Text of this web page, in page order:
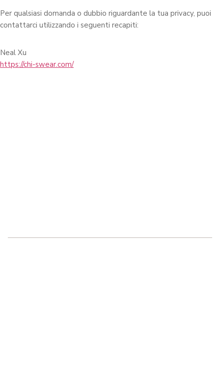
Per qualsiasi domanda o dubbio riguardante la tua privacy, puoi
contattarci utilizzando i seguenti recapiti:
Neal Xu
https://chi-swear.com/